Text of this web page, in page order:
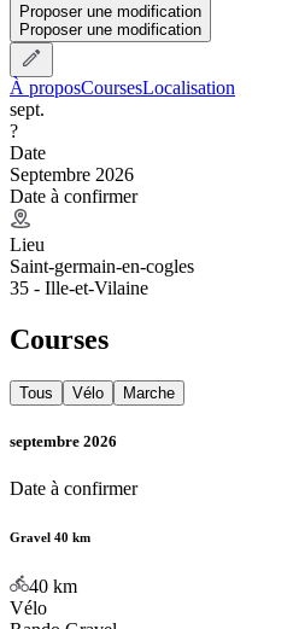
Proposer une modification
Proposer une modification
À proposCoursesLocalisation
sept.
?
Date
Septembre 2026
Date à confirmer
Lieu
Saint-germain-en-cogles
35 - Ille-et-Vilaine
Courses
Tous Vélo Marche
septembre 2026
Date à confirmer
Gravel 40 km
40 km
Vélo